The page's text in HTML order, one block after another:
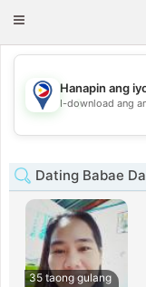
Toggle
💖
Hanapin ang
I-download ang
Dating Babae
35 taong gulang